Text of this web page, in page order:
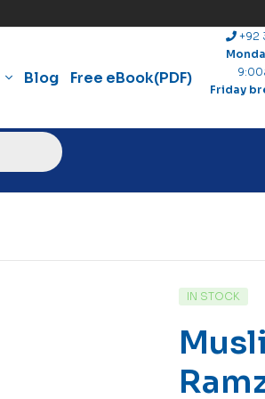
Blog Free eBook(PDF)
+92
Friday
IN STOCK